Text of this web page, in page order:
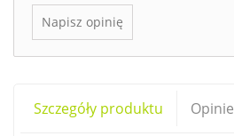
Napisz opinię
Szczegóły produktu Opinie